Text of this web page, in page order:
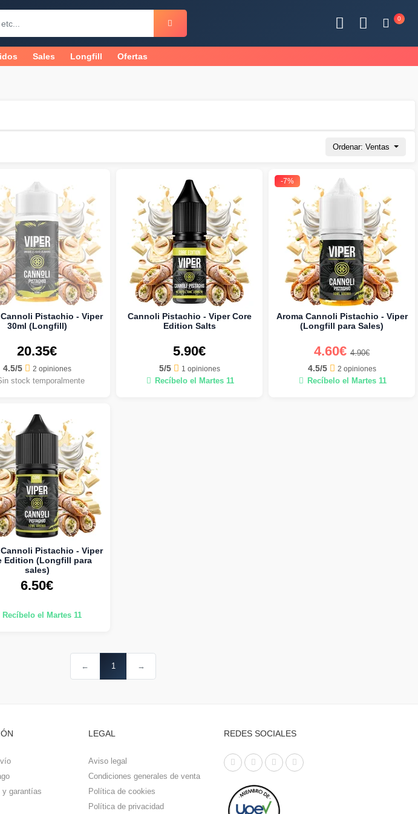
0
Sales Longfill Ofertas
Ordenar: Ventas
Pistachio - Viper
30ml (Longfill)
20.35€
4.5/5 2 opiniones
stock temporalmente
Cannoli Pistachio - Viper Core
Edition Salts
5.90€
5/5 1 opiniones
Recíbelo el Martes 11
-7%
Aroma Cannoli Pistachio - Viper
(Longfill para Sales)
4.60€ 4.90€
4.5/5 2 opiniones
Recíbelo el Martes 11
Pistachio - Viper
Edition (Longfill para
sales)
6.50€
Recíbelo el Martes 11
← 1 →
y garantías
LEGAL
Aviso legal
Condiciones generales de venta
Política de cookies
Política de privacidad
REDES SOCIALES